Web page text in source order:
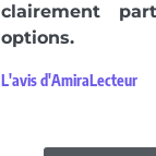
clairement
options.
L'avis d'AmiraLecteur